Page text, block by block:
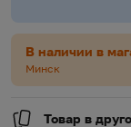
В наличии в
Минск
Товар в